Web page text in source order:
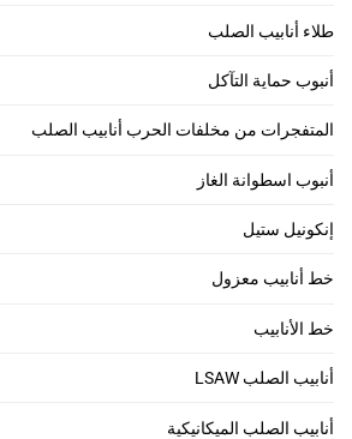
طلاء أنابيب الصلب
أنبوب حماية التآكل
المتفجرات من مخلفات الحرب أنابيب الصلب
أنبوب اسطوانة الغاز
إنكونيل ستيل
خط أنابيب معزول
خط الأنابيب
أنابيب الصلب LSAW
أنابيب الصلب الميكانيكية